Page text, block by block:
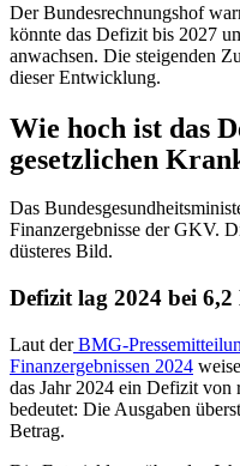
Der Bundesrechnungshof
könnte das Defizit bis 2027
anwachsen. Die steigenden
dieser Entwicklung.
Wie hoch ist das
gesetzlichen
Das
Finanzergebnisse der GKV.
düsteres Bild.
Defizit lag 2024 bei
Laut derBMG-
Finanzergebnissen 2024
das Jahr 2024 ein Defizit
bedeutet: Die Ausgaben
Betrag.